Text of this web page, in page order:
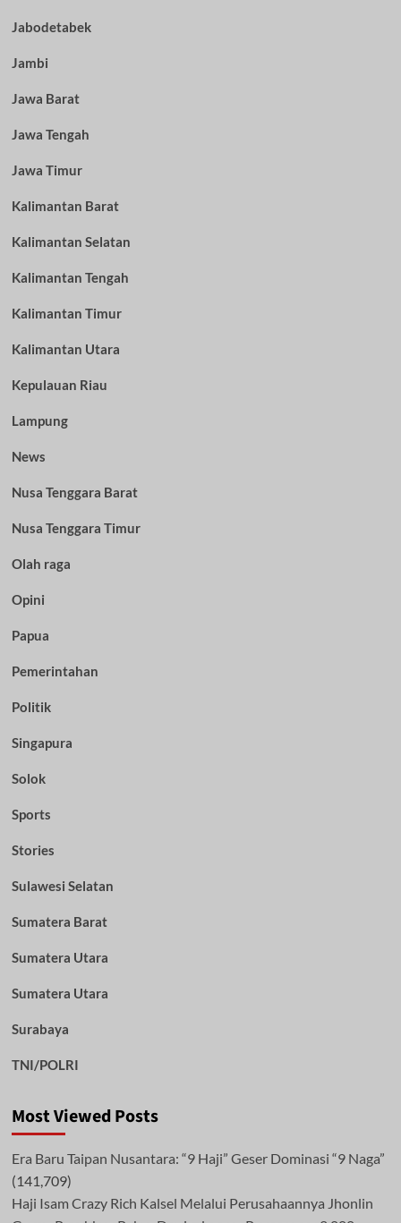
Jabodetabek
Jambi
Jawa Barat
Jawa Tengah
Jawa Timur
Kalimantan Barat
Kalimantan Selatan
Kalimantan Tengah
Kalimantan Timur
Kalimantan Utara
Kepulauan Riau
Lampung
News
Nusa Tenggara Barat
Nusa Tenggara Timur
Olah raga
Opini
Papua
Pemerintahan
Politik
Singapura
Solok
Sports
Stories
Sulawesi Selatan
Sumatera Barat
Sumatera Utara
Sumatera Utara
Surabaya
TNI/POLRI
Most Viewed Posts
Era Baru Taipan Nusantara: “9 Haji” Geser Dominasi “9 Naga”
(141,709)
Haji Isam Crazy Rich Kalsel Melalui Perusahaannya Jhonlin